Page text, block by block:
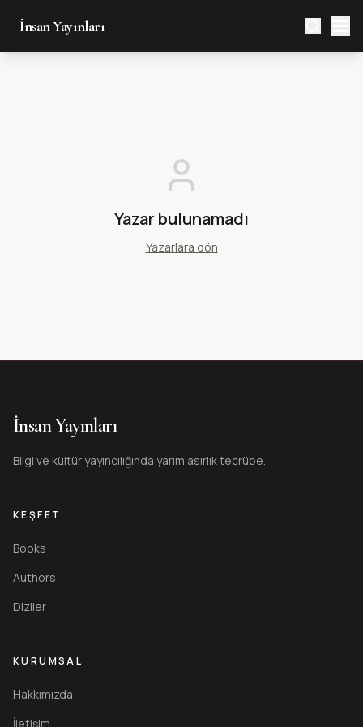
İnsan Yayınları
Yazar bulunamadı
Yazarlara dön
İnsan Yayınları
Bilgi ve kültür yayıncılığında yarım asırlık tecrübe.
KEŞFET
Books
Authors
Diziler
KURUMSAL
Hakkımızda
İletişim